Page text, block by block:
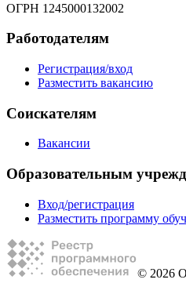
ОГРН 1245000132002
Работодателям
Регистрация/вход
Разместить вакансию
Соискателям
Вакансии
Образовательным
Вход/регистрация
Разместить программу
© 2026